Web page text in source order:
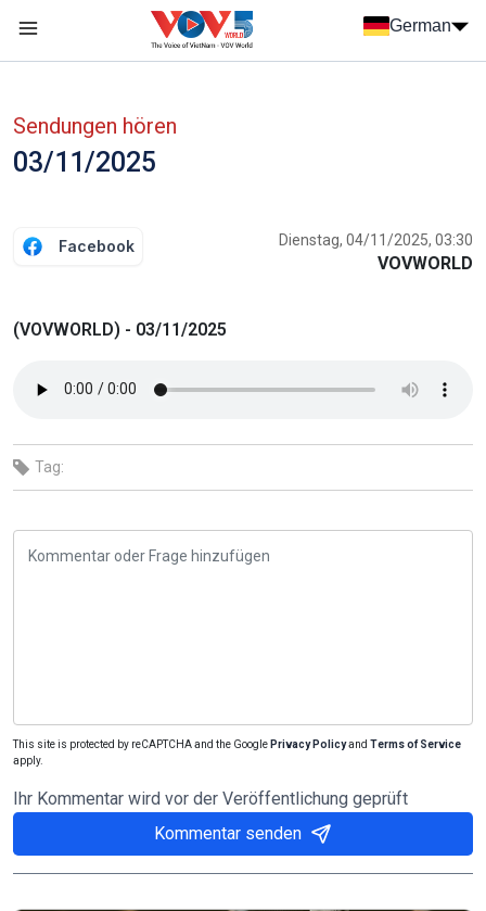
German
Sendungen hören
03/11/2025
Facebook Dienstag, 04/11/2025, 03:30
VOVWORLD
(VOVWORLD) - 03/11/2025
Tag:
This site is protected by reCAPTCHA and the Google Privacy Policyand Terms of Service
apply.
Ihr Kommentar wird vor der Veröffentlichung geprüft
Kommentar senden